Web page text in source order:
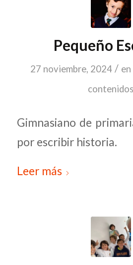
Pequeño
27 noviembre, 2024 / en
contenidos
Gimnasiano de
por escribir historia.
Leer más